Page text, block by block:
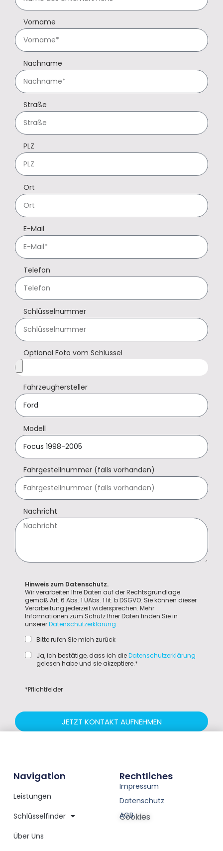
Vorname
Nachname
Straße
PLZ
Ort
E-Mail
Telefon
Schlüsselnummer
Optional Foto vom Schlüssel
Fahrzeughersteller
Modell
Fahrgestellnummer (falls vorhanden)
Nachricht
Hinweis zum Datenschutz.
Wir verarbeiten Ihre Daten auf der Rechtsgrundlage
gemäß Art. 6 Abs. 1 UAbs. 1 lit. b DSGVO. Sie können dieser
Verarbeitung jederzeit widersprechen. Mehr
Informationen zum Schutz Ihrer Daten finden Sie in
unsererDatenschutzerklärung .
Bitte rufen Sie mich zurück
Ja, ich bestätige, dass ich dieDatenschutzerklärung
gelesen habe und sie akzeptiere.*
*Pflichtfelder
JETZT KONTAKT AUFNEHMEN
Navigation
Leistungen
Schlüsselfinder
Über Uns
Rechtliches
Impressum
Datenschutz
AGB
Cookies